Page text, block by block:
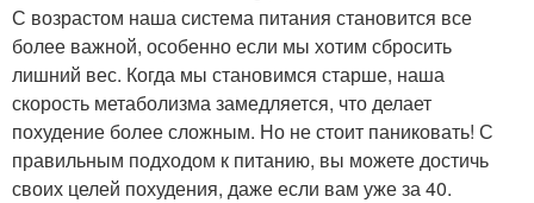
С возрастом наша система питания становится все
более важной, особенно если мы хотим сбросить
лишний вес. Когда мы становимся старше, наша
скорость метаболизма замедляется, что делает
похудение более сложным. Но не стоит паниковать! С
правильным подходом к питанию, вы можете достичь
своих целей похудения, даже если вам уже за 40.